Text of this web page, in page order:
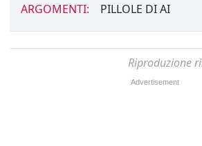
ARGOMENTI: PILLOLE DI AI
Riproduzione